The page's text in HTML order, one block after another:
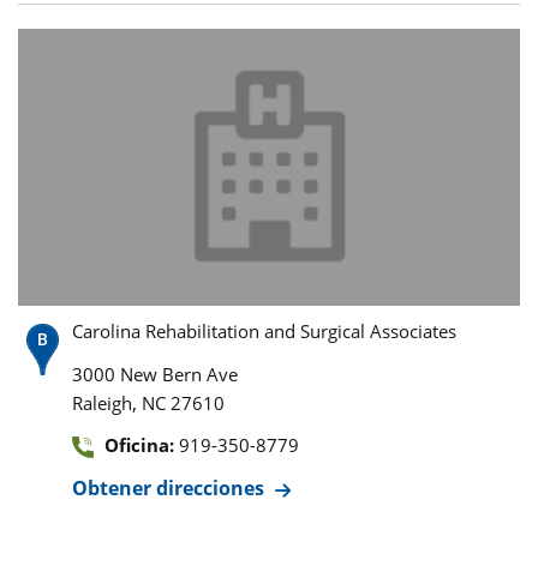
Carolina Rehabilitation and Surgical Associates
3000 New Bern Ave
Raleigh, NC 27610
Oficina: 919-350-8779
Obtener direcciones